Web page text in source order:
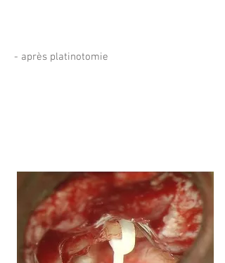
- après platinotomie